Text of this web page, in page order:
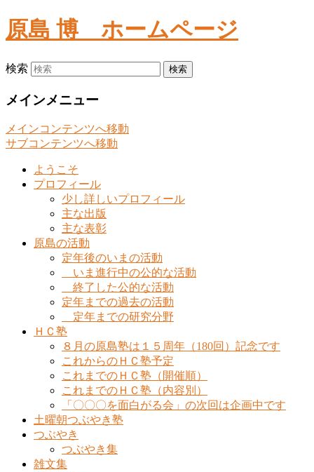
原島 博 ホームページ
検索
メインメニュー
メインコンテンツへ移動
サブコンテンツへ移動
ようこそ
プロフィール
少し詳しいプロフィール
主な出版
主な表彰
原島の活動
定年後のいまの活動
いま進行中の公的な活動
終了した公的な活動
定年までの過去の活動
定年までの研究分野
ＨＣ塾
８月の原島塾は１５周年（180回）記念です
これからのＨＣ塾予定
これまでのＨＣ塾（開催順）
これまでのＨＣ塾（内容別）
「〇〇〇を面白がる会」の次回は企画中です
土曜朝つぶやき塾
つぶやき
つぶやき集
雑文集